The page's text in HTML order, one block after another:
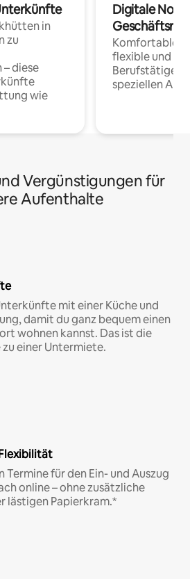
in
zu
diese
wie
Digitale
Komfortable
flexible und
Berufstätige
speziellen
Vergünstigungen für
Aufenthalte
mit einer Küche und
damit du ganz bequem einen
wohnen kannst. Das ist die
einer Untermiete.
Termine für den Ein- und Auszug
online – ohne zusätzliche
lästigen Papierkram.*